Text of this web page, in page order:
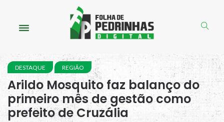
DESTAQUE REGIÃO
Arildo Mosquito faz balanço do
primeiro mês de gestão como
prefeito de Cruzália